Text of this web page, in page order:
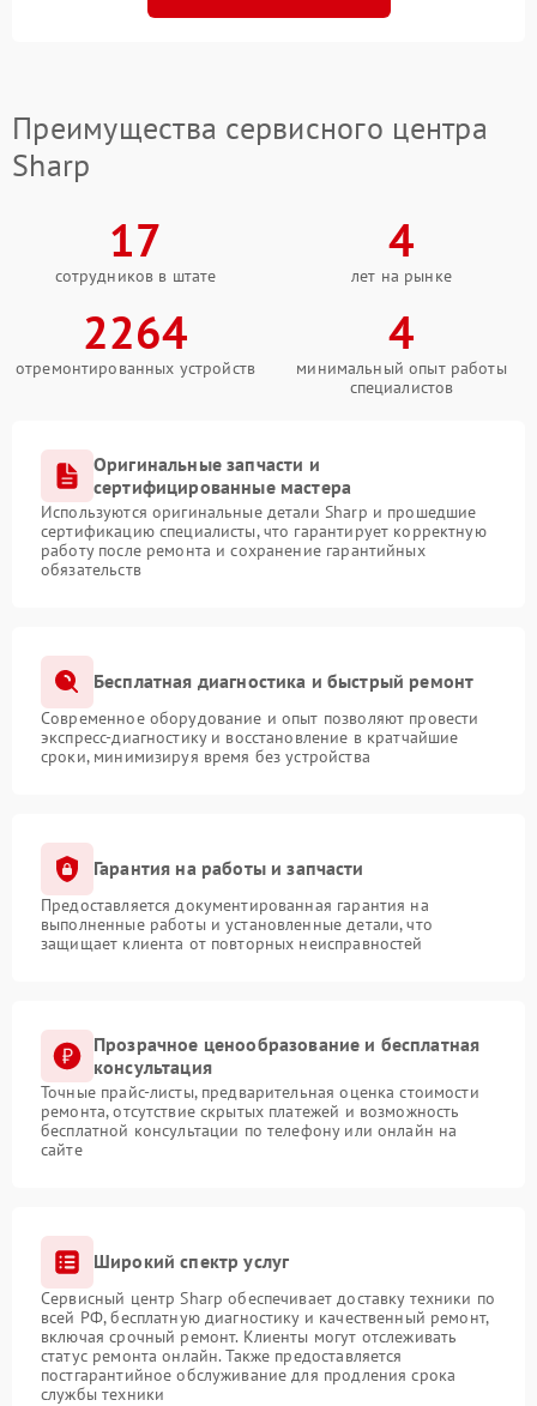
Преимущества сервисного центра
Sharp
17
сотрудников в штате
4
лет на рынке
2264
отремонтированных устройств
4
минимальный опыт работы
специалистов
Оригинальные запчасти и
сертифицированные мастера
Используются оригинальные детали Sharp и прошедшие
сертификацию специалисты, что гарантирует корректную
работу после ремонта и сохранение гарантийных
обязательств
Бесплатная диагностика и быстрый ремонт
Современное оборудование и опыт позволяют провести
экспресс-диагностику и восстановление в кратчайшие
сроки, минимизируя время без устройства
Гарантия на работы и запчасти
Предоставляется документированная гарантия на
выполненные работы и установленные детали, что
защищает клиента от повторных неисправностей
Прозрачное ценообразование и бесплатная
консультация
Точные прайс-листы, предварительная оценка стоимости
ремонта, отсутствие скрытых платежей и возможность
бесплатной консультации по телефону или онлайн на
сайте
Широкий спектр услуг
Сервисный центр Sharp обеспечивает доставку техники по
всей РФ, бесплатную диагностику и качественный ремонт,
включая срочный ремонт. Клиенты могут отслеживать
статус ремонта онлайн. Также предоставляется
постгарантийное обслуживание для продления срока
службы техники